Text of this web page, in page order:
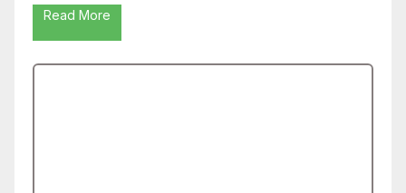
Read More